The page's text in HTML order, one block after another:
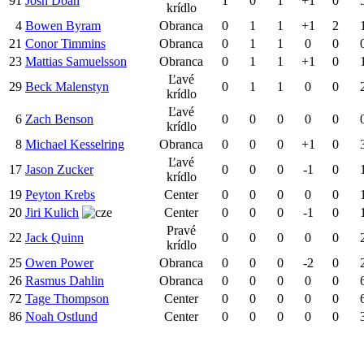
krídlo
4 Bowen Byram Obranca 0 1 1 +1 2
21 Conor Timmins Obranca 0 1 1 0 0
23 Mattias Samuelsson Obranca 0 1 1 +1 0
29 Beck Malenstyn
Ľavé
krídlo
0 1 1 0 0
6 Zach Benson
Ľavé
krídlo
0 0 0 0 0
8 Michael Kesselring Obranca 0 0 0 +1 0
17 Jason Zucker
Ľavé
krídlo
0 0 0 -1 0
19 Peyton Krebs Center 0 0 0 0 0
20 Jiri Kulich Center 0 0 0 -1 0
22 Jack Quinn
Pravé
krídlo
0 0 0 0 0
25 Owen Power Obranca 0 0 0 -2 0
26 Rasmus Dahlin Obranca 0 0 0 0 0
72 Tage Thompson Center 0 0 0 0 0
86 Noah Ostlund Center 0 0 0 0 0